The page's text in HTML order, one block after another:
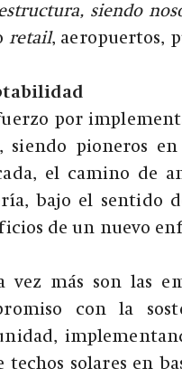
siendo
retail, aeropuertos,
por
siendo pioneros
el camino de
bajo el sentido
de un nuevo
vez más son las
con la
techos solares en